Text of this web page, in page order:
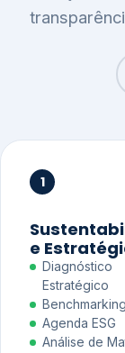
1
e
Diagnóstico
Estratégico
Agenda ESG
Análise de